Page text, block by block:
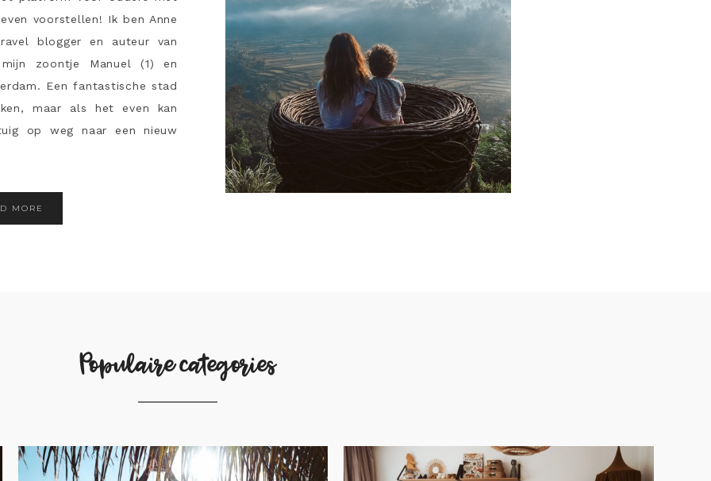
voorstellen! Ik ben Anne
blogger en auteur van
zoontje Manuel (1) en
Een fantastische stad
maar als het even kan
op weg naar een nieuw
MORE
Populaire categories